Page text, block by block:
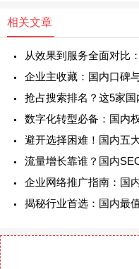
相关文章
从效果到服务全面对比
企业主收藏：国内口碑
抢占搜索排名？这5家
数字化转型必备：国内
避开选择困难！国内五
流量增长靠谁？国内
企业网络推广指南：国
揭秘行业首选：国内最